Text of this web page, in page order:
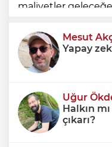
maliyetler
yalnızca bütçe
Mesut
Yapay
Uğur
Halkın
çıkarı?